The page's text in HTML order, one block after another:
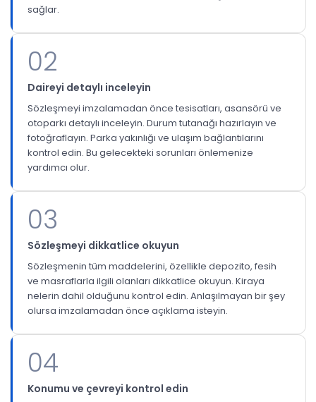
sağlar.
02
Daireyi detaylı inceleyin
Sözleşmeyi imzalamadan önce tesisatları, asansörü ve
otoparkı detaylı inceleyin. Durum tutanağı hazırlayın ve
fotoğraflayın. Parka yakınlığı ve ulaşım bağlantılarını
kontrol edin. Bu gelecekteki sorunları önlemenize
yardımcı olur.
03
Sözleşmeyi dikkatlice okuyun
Sözleşmenin tüm maddelerini, özellikle depozito, fesih
ve masraflarla ilgili olanları dikkatlice okuyun. Kiraya
nelerin dahil olduğunu kontrol edin. Anlaşılmayan bir şey
olursa imzalamadan önce açıklama isteyin.
04
Konumu ve çevreyi kontrol edin